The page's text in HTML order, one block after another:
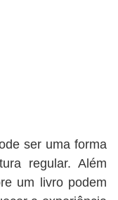
ser uma forma
regular. Além
um livro podem